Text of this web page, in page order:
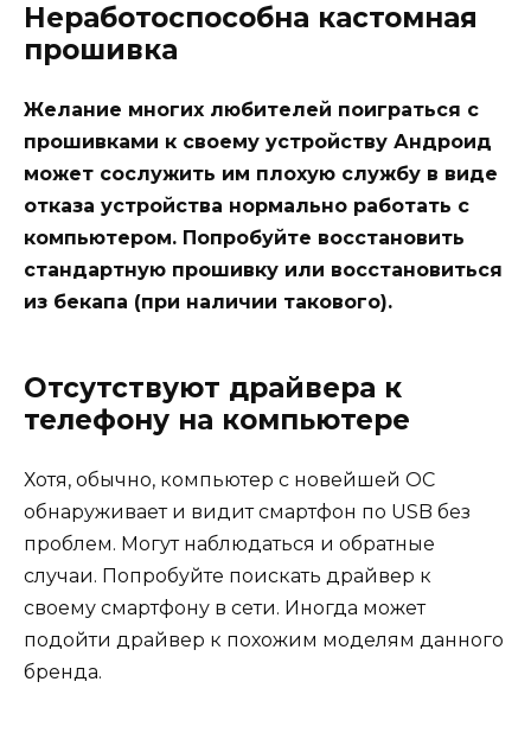
Неработоспособна кастомная
прошивка
Желание многих любителей поиграться с
прошивками к своему устройству Андроид
может сослужить им плохую службу в виде
отказа устройства нормально работать с
компьютером. Попробуйте восстановить
стандартную прошивку или восстановиться
из бекапа (при наличии такового).
Отсутствуют драйвера к
телефону на компьютере
Хотя, обычно, компьютер с новейшей ОС
обнаруживает и видит смартфон по USB без
проблем. Могут наблюдаться и обратные
случаи. Попробуйте поискать драйвер к
своему смартфону в сети. Иногда может
подойти драйвер к похожим моделям данного
бренда.